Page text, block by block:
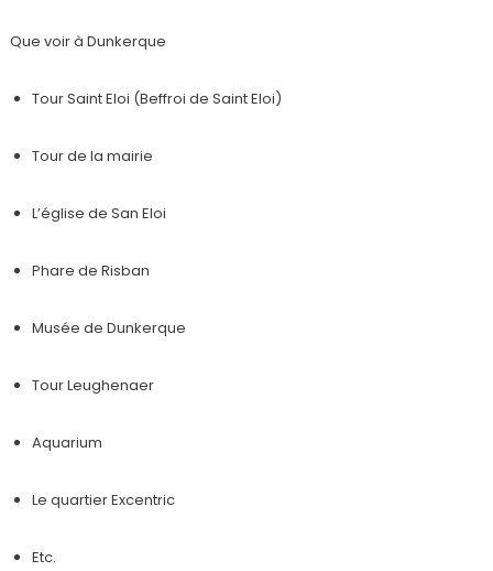
Que voir à Dunkerque
Tour Saint Eloi (Beffroi de Saint Eloi)
Tour de la mairie
L’église de San Eloi
Phare de Risban
Musée de Dunkerque
Tour Leughenaer
Aquarium
Le quartier Excentric
Etc.